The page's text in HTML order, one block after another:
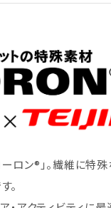
ロン®」。繊維に特
。